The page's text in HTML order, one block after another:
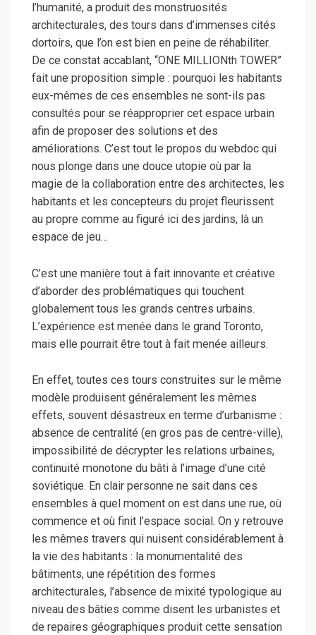
l’humanité, a produit des monstruosités
architecturales, des tours dans d’immenses cités
dortoirs, que l’on est bien en peine de réhabiliter.
De ce constat accablant, “ONE MILLIONth TOWER”
fait une proposition simple : pourquoi les habitants
eux-mêmes de ces ensembles ne sont-ils pas
consultés pour se réapproprier cet espace urbain
afin de proposer des solutions et des
améliorations. C’est tout le propos du webdoc qui
nous plonge dans une douce utopie où par la
magie de la collaboration entre des architectes, les
habitants et les concepteurs du projet fleurissent
au propre comme au figuré ici des jardins, là un
espace de jeu…
C’est une manière tout à fait innovante et créative
d’aborder des problématiques qui touchent
globalement tous les grands centres urbains.
L’expérience est menée dans le grand Toronto,
mais elle pourrait être tout à fait menée ailleurs.
En effet, toutes ces tours construites sur le même
modèle produisent généralement les mêmes
effets, souvent désastreux en terme d’urbanisme :
absence de centralité (en gros pas de centre-ville),
impossibilité de décrypter les relations urbaines,
continuité monotone du bâti à l’image d’une cité
soviétique. En clair personne ne sait dans ces
ensembles à quel moment on est dans une rue, où
commence et où finit l’espace social. On y retrouve
les mêmes travers qui nuisent considérablement à
la vie des habitants : la monumentalité des
bâtiments, une répétition des formes
architecturales, l’absence de mixité typologique au
niveau des bâties comme disent les urbanistes et
de repaires géographiques produit cette sensation